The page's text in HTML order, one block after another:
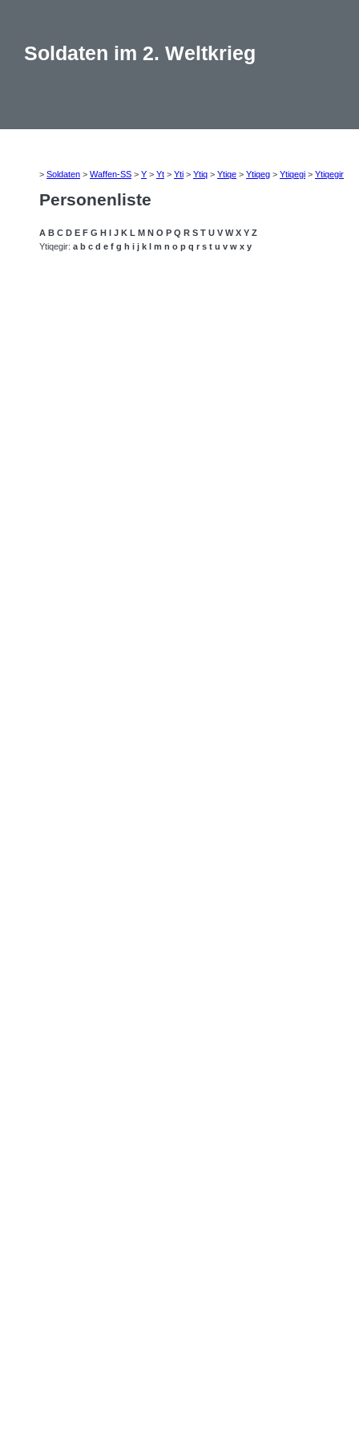
Soldaten im 2. Weltkrieg
> Soldaten > Waffen-SS > Y > Yt > Yti > Ytiq > Ytiqe > Ytiqeg > Ytiqegi > Ytiqegir
Personenliste
A B C D E F G H I J K L M N O P Q R S T U V W X Y Z
Ytiqegir: a b c d e f g h i j k l m n o p q r s t u v w x y